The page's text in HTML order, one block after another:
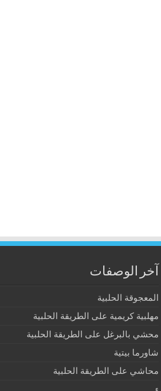
آخر الوصفات
المعجوقة الحلبية
مهلبية كريمية على الطريقة الحلبية
محشي بالبرغل على الطريقة الحلبية
شاورما بيتية
محاشي على الطريقة الحلبية